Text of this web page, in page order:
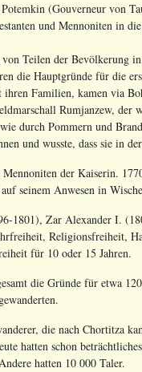
(Gouverneur von
und Mennoniten in
Teilen der Bevölkerung
die Hauptgründe für die
Familien, kamen via
Rumjanzew, der
durch Pommern und
und wusste, dass sie in
der Kaiserin.
seinem Anwesen in
1801), Zar Alexander I.
Religionsfreiheit,
für 10 oder 15 Jahren.
die Gründe für etwa
die nach Chortitza
hatten schon
hatten 10 000 Taler.